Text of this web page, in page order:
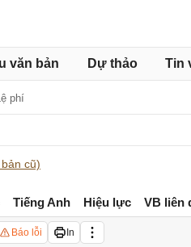
văn bản Dự thảo Tin
phí
cũ)
Tiếng Anh Hiệu lực VB liên
Báo lỗi In